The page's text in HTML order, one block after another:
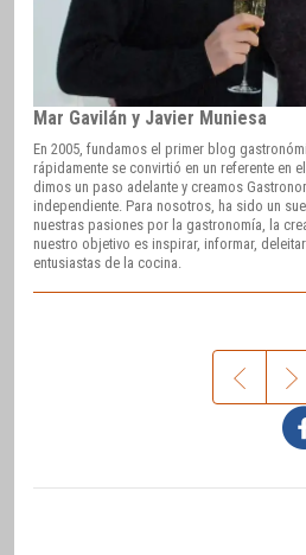
Mar Gavilán y Javier Muniesa
En 2005, fundamos el primer blog
rápidamente se convirtió en un referente en
dimos un paso adelante y creamos
independiente. Para nosotros, ha sido un
nuestras pasiones por la gastronomía, la
nuestro objetivo es inspirar, informar,
entusiastas de la cocina.